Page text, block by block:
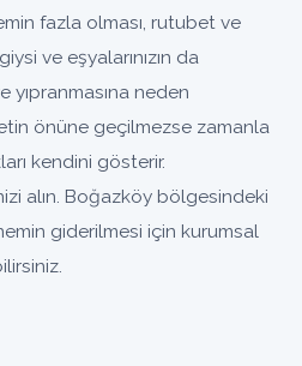
fazla olması, rutubet ve
ve eşyalarınızın da
yıpranmasına neden
önüne geçilmezse zamanla
kendini gösterir.
alın. Boğazköy bölgesindeki
giderilmesi için kurumsal